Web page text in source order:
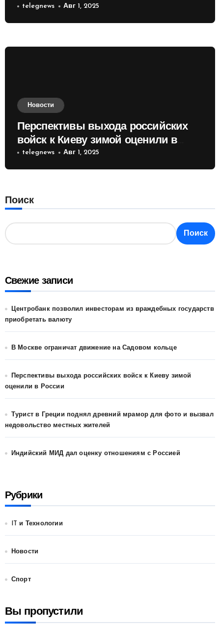
telegnews Авг 1, 2025
Новости
Перспективы выхода российских
войск к Киеву зимой оценили в
России
telegnews Авг 1, 2025
Поиск
Поиск
Свежие записи
Центробанк позволил инвесторам из враждебных государств
приобретать валюту
В Москве ограничат движение на Садовом кольце
Перспективы выхода российских войск к Киеву зимой
оценили в России
Турист в Греции поднял древний мрамор для фото и вызвал
недовольство местных жителей
Индийский МИД дал оценку отношениям с Россией
Рубрики
IT и Технологии
Новости
Спорт
Вы пропустили